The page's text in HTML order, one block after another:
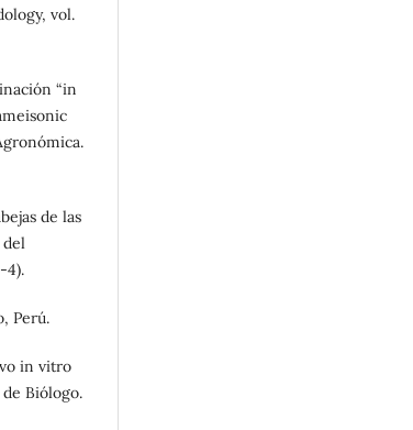
vol.
“in
de las
del
4).
Perú.
in vitro
Biólogo.